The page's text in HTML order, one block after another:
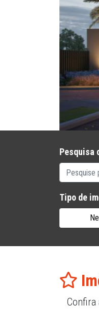
Pesquisa
Tipo de
Confira